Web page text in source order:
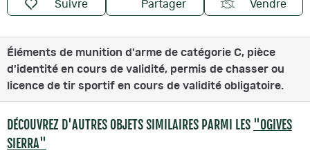
Suivre Partager Vendre
Éléments de munition d'arme de catégorie C, pièce
d'identité en cours de validité, permis de chasser ou
licence de tir sportif en cours de validité obligatoire.
DÉCOUVREZ D'AUTRES OBJETS SIMILAIRES PARMI LES "OGIVES
SIERRA"